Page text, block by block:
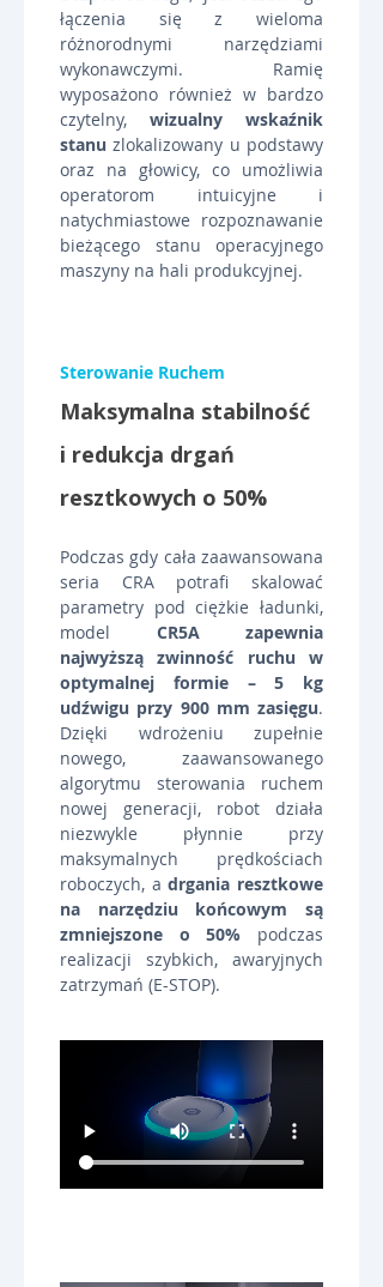
łączenia się z wieloma
różnorodnymi narzędziami
wykonawczymi. Ramię
wyposażono również w bardzo
czytelny, wizualny wskaźnik
stanu zlokalizowany u podstawy
oraz na głowicy, co umożliwia
operatorom intuicyjne i
natychmiastowe rozpoznawanie
bieżącego stanu operacyjnego
maszyny na hali produkcyjnej.
Sterowanie Ruchem
Maksymalna stabilność
i redukcja drgań
resztkowych o 50%
Podczas gdy cała zaawansowana
seria CRA potrafi skalować
parametry pod ciężkie ładunki,
model CR5A zapewnia
najwyższą zwinność ruchu w
optymalnej formie – 5 kg
udźwigu przy 900 mm zasięgu.
Dzięki wdrożeniu zupełnie
nowego, zaawansowanego
algorytmu sterowania ruchem
nowej generacji, robot działa
niezwykle płynnie przy
maksymalnych prędkościach
roboczych, a drgania resztkowe
na narzędziu końcowym są
zmniejszone o 50% podczas
realizacji szybkich, awaryjnych
zatrzymań (E-STOP).